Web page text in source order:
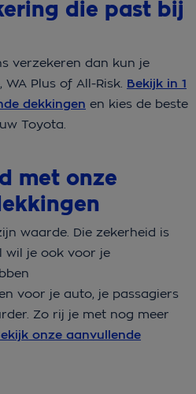
die past bij
verzekeren dan kun je
Plus of All-Risk. Bekijk in 1
dekkingen en kies de beste
Toyota.
met onze
waarde. Die zekerheid is
wil je ook voor je
voor je auto, je passagiers
Zo rij je met nog meer
onze aanvullende